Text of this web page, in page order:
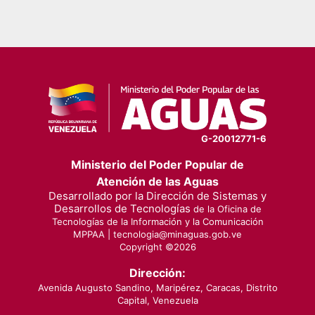
G-20012771-6
Ministerio del Poder Popular de
Atención de las Aguas
Desarrollado por la Dirección de Sistemas y
Desarrollos de Tecnologías de la Oficina de
Tecnologías de la Información y la Comunicación
MPPAA | tecnologia@minaguas.gob.ve
Copyright ©2026
Dirección:
Avenida Augusto Sandino, Maripérez, Caracas, Distrito
Capital, Venezuela